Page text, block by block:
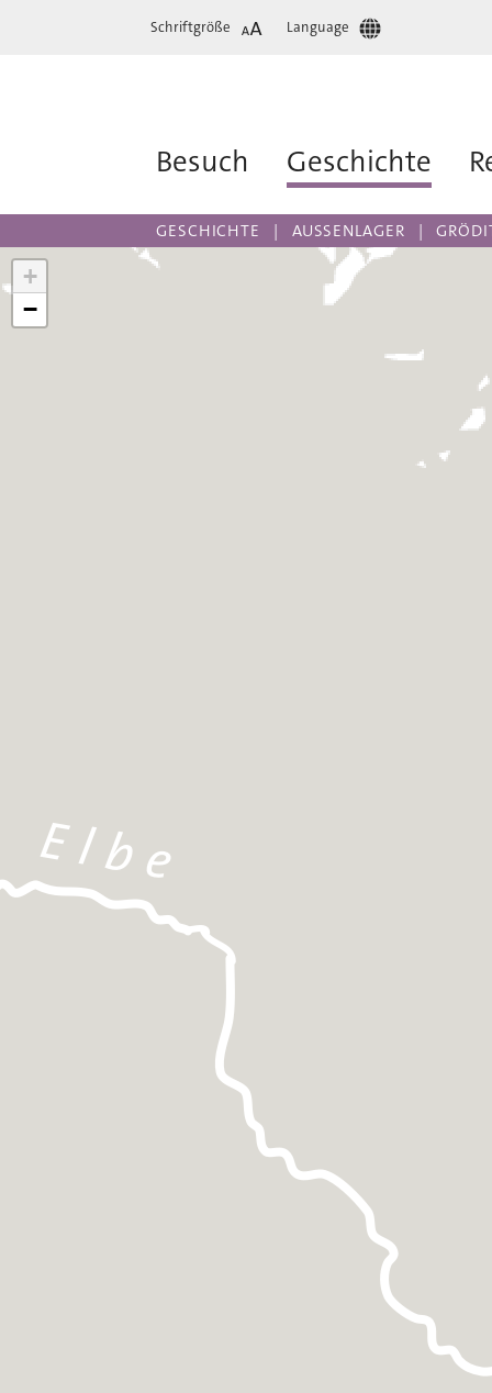
Schriftgröße Language
Besuch Geschichte
GESCHICHTE AUSSENLAGER
+
−